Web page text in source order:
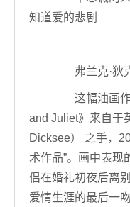
知道爱的悲剧
弗兰克·狄克
这幅油画作
and Juliet》来自于
Dicksee） 之手，
术作品”。画中表现
侣在婚礼初夜后离
爱情生涯的最后一